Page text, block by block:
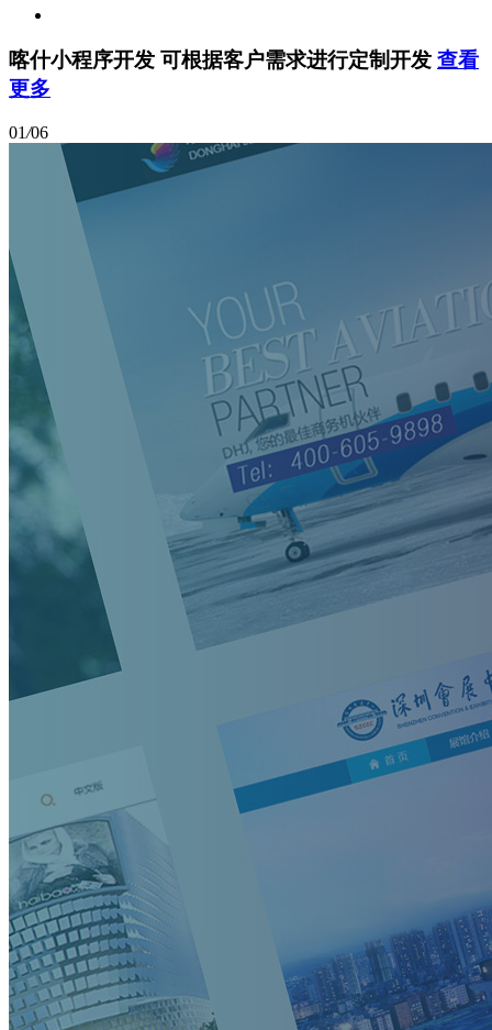
喀什小程序开发 可根据客户需求进行定制开发 查看
更多
01/06